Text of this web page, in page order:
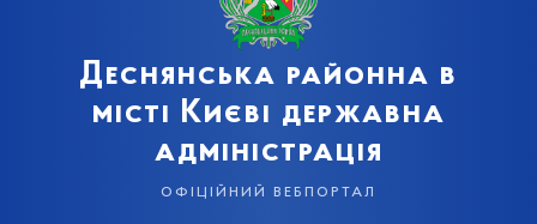
Деснянська районна в
місті Києві державна
адміністрація
офіційний вебпортал